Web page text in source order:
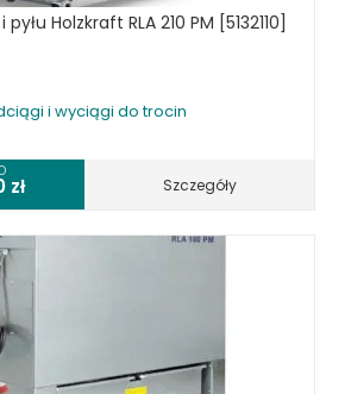
PNEUMATYCZNE
Holzkraft RLA 210 PM [5132110]
i wyciągi do trocin
zł Szczegóły